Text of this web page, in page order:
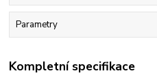
Parametry
Kompletní specifikace